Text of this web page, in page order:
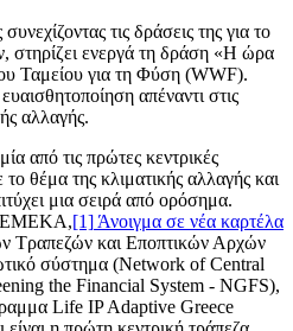
τις δράσεις της για το
στηρίζει ενεργά τη δράση «Η ώρα
Ταμείου για τη Φύση (WWF).
απέναντι στις
αλλαγής.
από τις πρώτες κεντρικές
θέμα της κλιματικής αλλαγής και
μια σειρά από ορόσημα.
ΕΜΕΚΑ,[1] Άνοιγμα σε νέα καρτέλα
Τραπεζών και Εποπτικών Αρχών
σύστημα (Network of Central
the Financial System - NGFS),
Life IP Adaptive Greece